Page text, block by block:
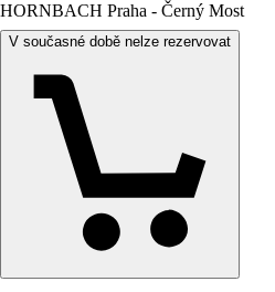
HORNBACH Praha - Černý Most
V současné době nelze rezervovat